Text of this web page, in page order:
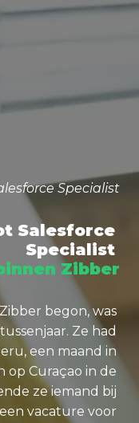
Specialist
Salesforce
Specialist
Zibber
begon, was
Ze had
een maand in
op Curaçao in de
ze iemand bij
vacature voor